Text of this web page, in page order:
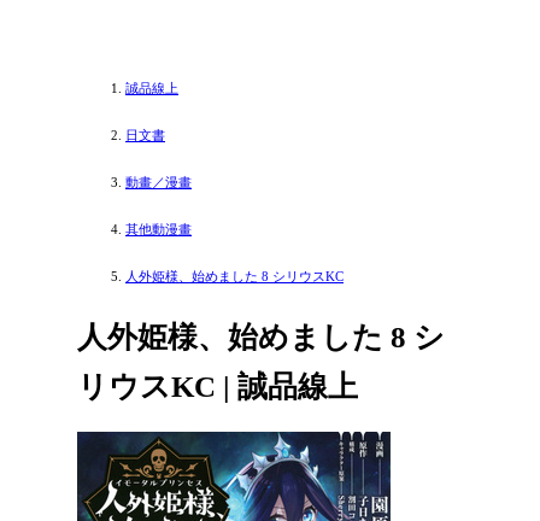
誠品線上
日文書
動畫／漫畫
其他動漫畫
人外姫様、始めました 8 シリウスKC
人外姫様、始めました 8 シ
リウスKC | 誠品線上